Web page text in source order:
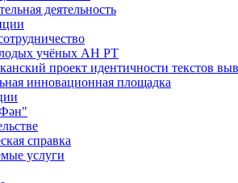
деятельность
учёных АН РТ
проект идентичности текстов
инновационная площадка
справка
услуги